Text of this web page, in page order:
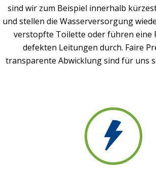
sind wir zum Beispiel innerhalb
und stellen die Wasserversorgung
verstopfte Toilette oder führen eine
defekten Leitungen durch. Faire
transparente Abwicklung sind für uns